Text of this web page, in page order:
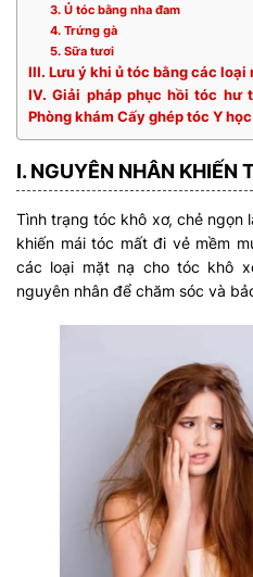
3. Ủ tóc bằng nha đam
4. Trứng gà
5. Sữa tươi
III. Lưu ý khi ủ tóc bằng các
IV. Giải pháp phục hồi tóc hư
Phòng khám Cấy ghép tóc Y
I. NGUYÊN NHÂN KHIẾN
Tình trạng tóc khô xơ, chẻ ngọn
khiến mái tóc mất đi vẻ mềm
các loại mặt nạ cho tóc khô
nguyên nhân để chăm sóc và